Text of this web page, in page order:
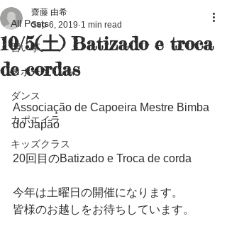
All Posts
習い事
スポーツ
ダンス
カポエイラ
キッズクラス
10/5(土) Batizado e troca
de cordas
齋藤 由希
Sep 6, 2019 1 min read
Associação de Capoeira Mestre Bimba
do Japão
20回目のBatizado e Troca de corda
今年は土曜日の開催になります。
皆様のお越しをお待ちしています。